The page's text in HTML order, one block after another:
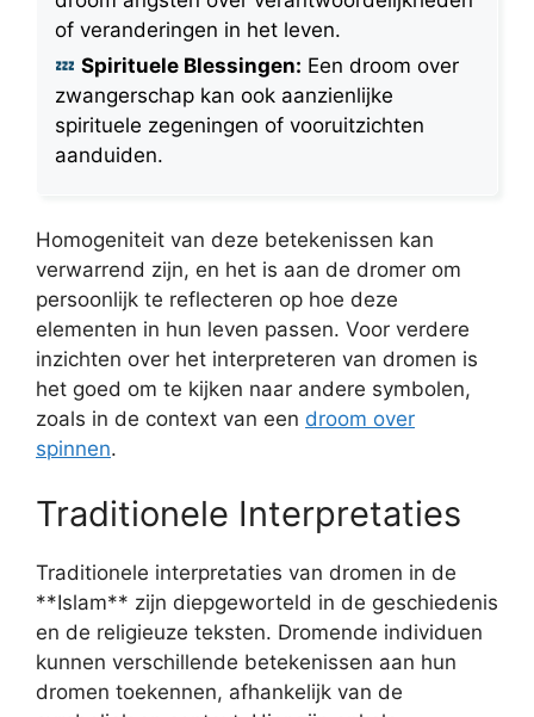
of veranderingen in het leven.
Spirituele Blessingen: Een droom over
zwangerschap kan ook aanzienlijke
spirituele zegeningen of vooruitzichten
aanduiden.
Homogeniteit van deze betekenissen kan
verwarrend zijn, en het is aan de dromer om
persoonlijk te reflecteren op hoe deze
elementen in hun leven passen. Voor verdere
inzichten over het interpreteren van dromen is
het goed om te kijken naar andere symbolen,
zoals in de context van een droom over
spinnen.
Traditionele Interpretaties
Traditionele interpretaties van dromen in de
**Islam** zijn diepgeworteld in de geschiedenis
en de religieuze teksten. Dromende individuen
kunnen verschillende betekenissen aan hun
dromen toekennen, afhankelijk van de